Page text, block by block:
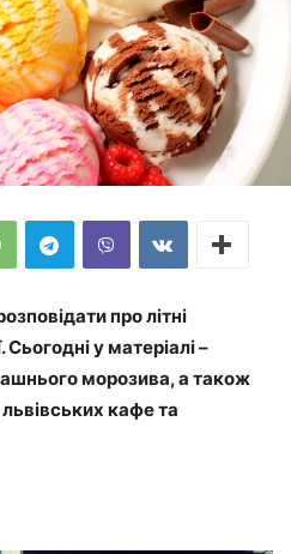
про літні
Сьогодні у матеріалі –
морозива, а також
кафе та